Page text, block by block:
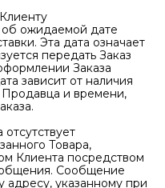
ожидаемой дате
Эта дата означает
передать Заказ
Заказа
зависит от наличия
Продавца и времени,
Товара,
Клиента посредством
Сообщение
адресу, указанному при